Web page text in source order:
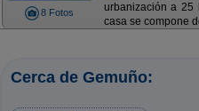
8 Fotos
urbanización a 25
casa se compone
Cerca de Gemuño: